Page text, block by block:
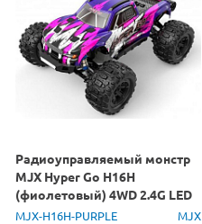
Радиоуправляемый монстр
MJX Hyper Go H16H
(фиолетовый) 4WD 2.4G LED
GPS 1/16 RTR
MJX-H16H-PURPLE MJX